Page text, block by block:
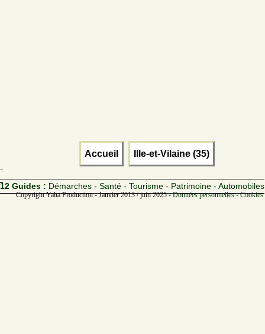
Accueil Ille-et-Vilaine (35)
12 Guides : Démarches - Santé - Tourisme - Patrimoine - Automobiles
Copyright Yalta Production - Janvier 2013 / juin 2025 -Données personnelles -